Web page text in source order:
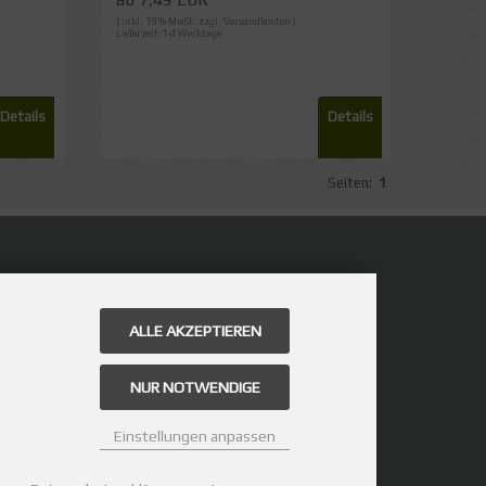
Details
( inkl. 19 % MwSt. zzgl. Versandkosten )
Lieferzeit:1-4 Werktage
Details
Seiten: 1
ALLE AKZEPTIEREN
NUR NOTWENDIGE
Einstellungen anpassen